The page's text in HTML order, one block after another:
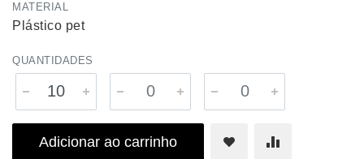
MATERIAL
Plástico pet
QUANTIDADES
Adicionar ao carrinho